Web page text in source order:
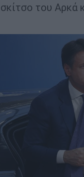
του Αρκά